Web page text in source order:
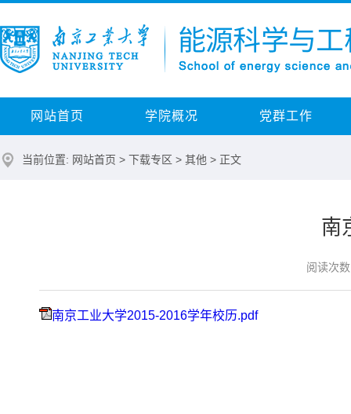
网站首页 学院概况 党群工作
当前位置: 网站首页 > 下载专区 > 其他 > 正文
南
阅读次
南京工业大学2015-2016学年校历.pdf